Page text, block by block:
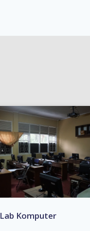
Lab Komputer